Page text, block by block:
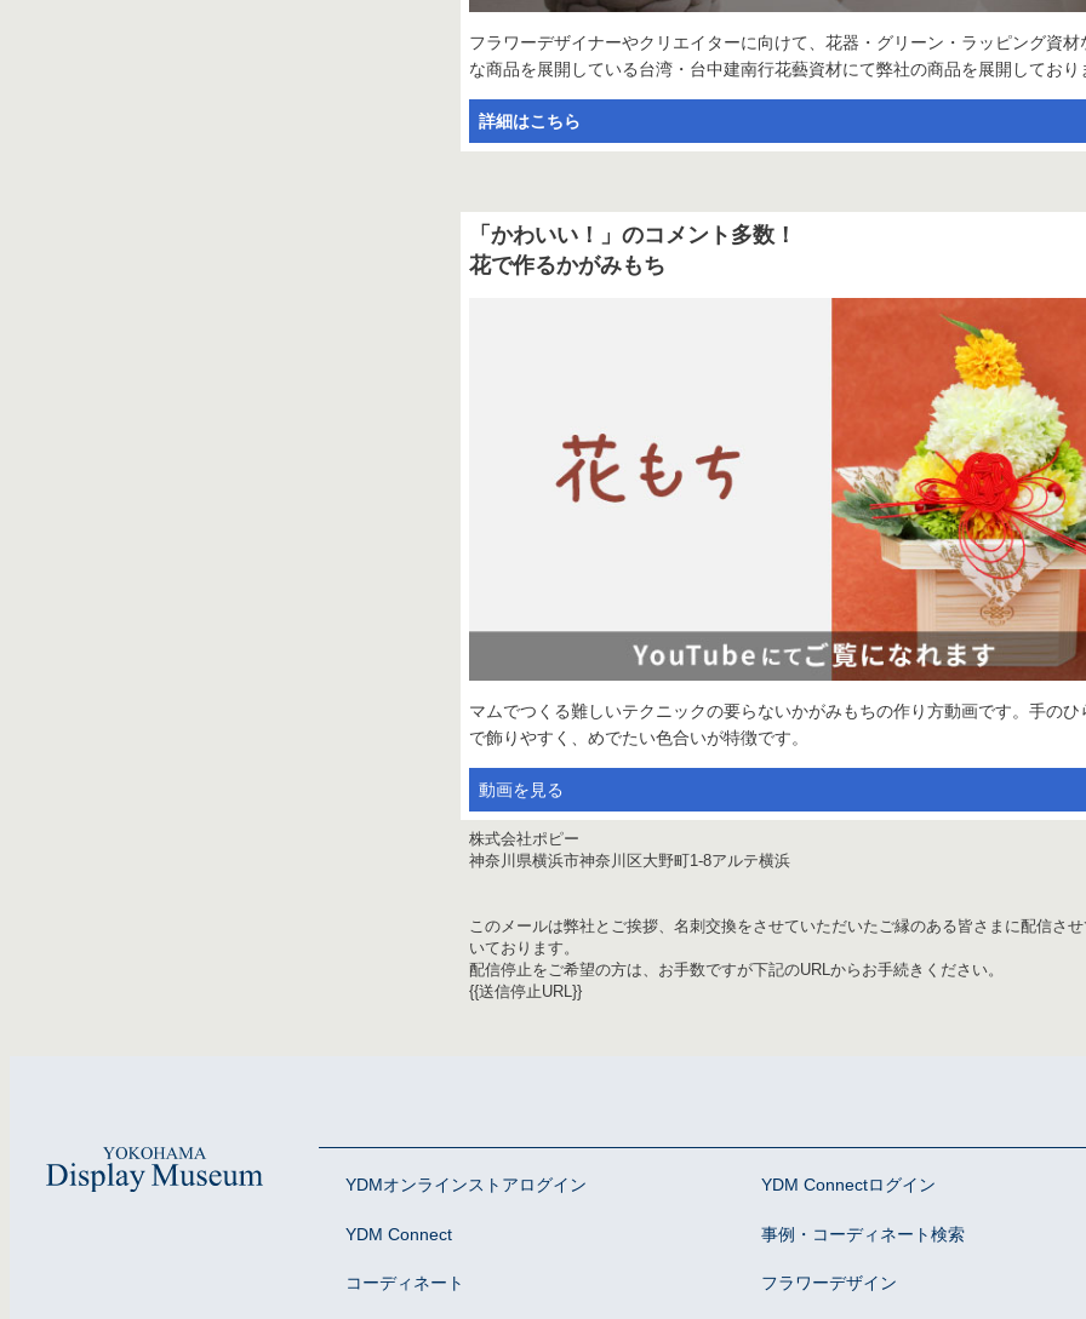
フラワーデザイナーやクリエイターに向けて、花器・グリーン・ラッピング資材
な商品を展開している台湾・台中建南行花藝資材にて弊社の商品を展開しており
詳細はこちら
「かわいい！」のコメント多数！
花で作るかがみもち
マムでつくる難しいテクニックの要らないかがみもちの作り方動画です。手のひ
で飾りやすく、めでたい色合いが特徴です。
動画を見る
株式会社ポピー
神奈川県横浜市神奈川区大野町1-8アルテ横浜
このメールは弊社とご挨拶、名刺交換をさせていただいたご縁のある皆さまに配信さ
いております。
配信停止をご希望の方は、お手数ですが下記のURLからお手続きください。
{{送信停止URL}}
YDMオンラインストアログイン YDM Connectログイン
YDM Connect 事例・コーディネート検索
コーディネート フラワーデザイン